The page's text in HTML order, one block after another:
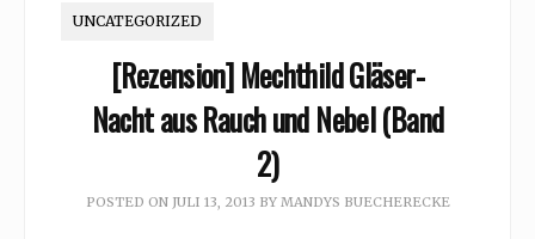
UNCATEGORIZED
[Rezension] Mechthild Gläser-
Nacht aus Rauch und Nebel (Band
2)
POSTED ON JULI 13, 2013 BY MANDYS BUECHERECKE